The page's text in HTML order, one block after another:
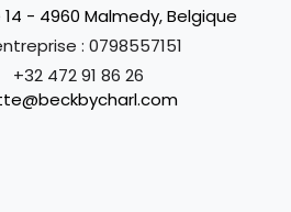
- 4960 Malmedy, Belgique
: 0798557151
+32 472 91 86 26